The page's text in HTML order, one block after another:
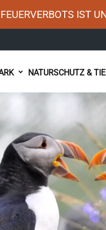
IST
NATURSCHUTZ &